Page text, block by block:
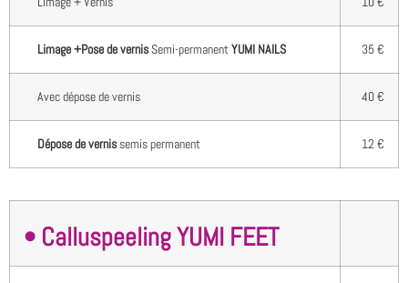
Limage +Pose de vernisSemi-permanentYUMI NAILS 35 €
Avec dépose de vernis 40 €
Dépose de vernissemis permanent 12 €
• Calluspeeling YUMI FEET